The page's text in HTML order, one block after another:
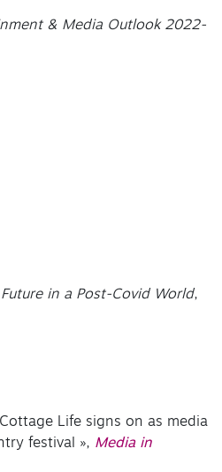
& Media Outlook 2022-
Future in a Post-Covid World,
Life signs on as media
festival », Media in